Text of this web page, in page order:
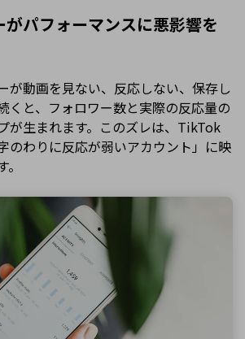
パフォーマンスに悪影響を
が動画を見ない、反応しない、保存し
くと、フォロワー数と実際の反応量の
が生まれます。このズレは、TikTok
のわりに反応が弱いアカウント」に映